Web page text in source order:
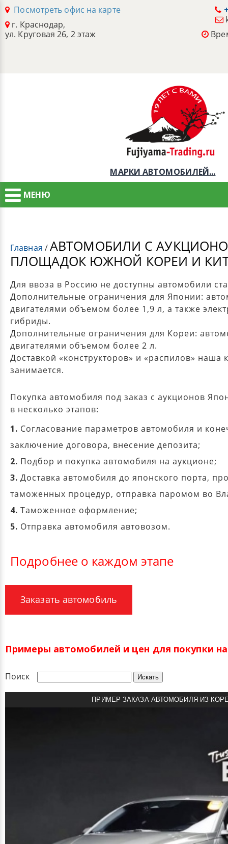
Посмотреть офис на карте
г. Краснодар,
ул. Круговая 26, 2 этаж
МАРКИ АВТОМОБИЛЕЙ...
МЕНЮ
Главная /АВТОМОБИЛИ С
ПЛОЩАДОК ЮЖНОЙ КОРЕИ И
Для ввоза в Россию не доступны автомобили
Дополнительные ограничения для Японии:
двигателями объемом более 1,9 л, а также
гибриды.
Дополнительные ограничения для Кореи:
двигателями объемом более 2 л.
Доставкой «конструкторов» и «распилов» наша
занимается.
Покупка автомобиля под заказ с аукционов
в несколько этапов:
1. Согласование параметров автомобиля и
заключение договора, внесение депозита;
2. Подбор и покупка автомобиля на аукционе;
3. Доставка автомобиля до японского порта,
таможенных процедур, отправка паромом во
4. Таможенное оформление;
5. Отправка автомобиля автовозом.
Подробнее о каждом этапе
Заказать автомобиль
Примеры автомобилей и цен для покупки на
Поиск
ПРИМЕР ЗАКАЗА АВТОМОБИЛЯ ИЗ